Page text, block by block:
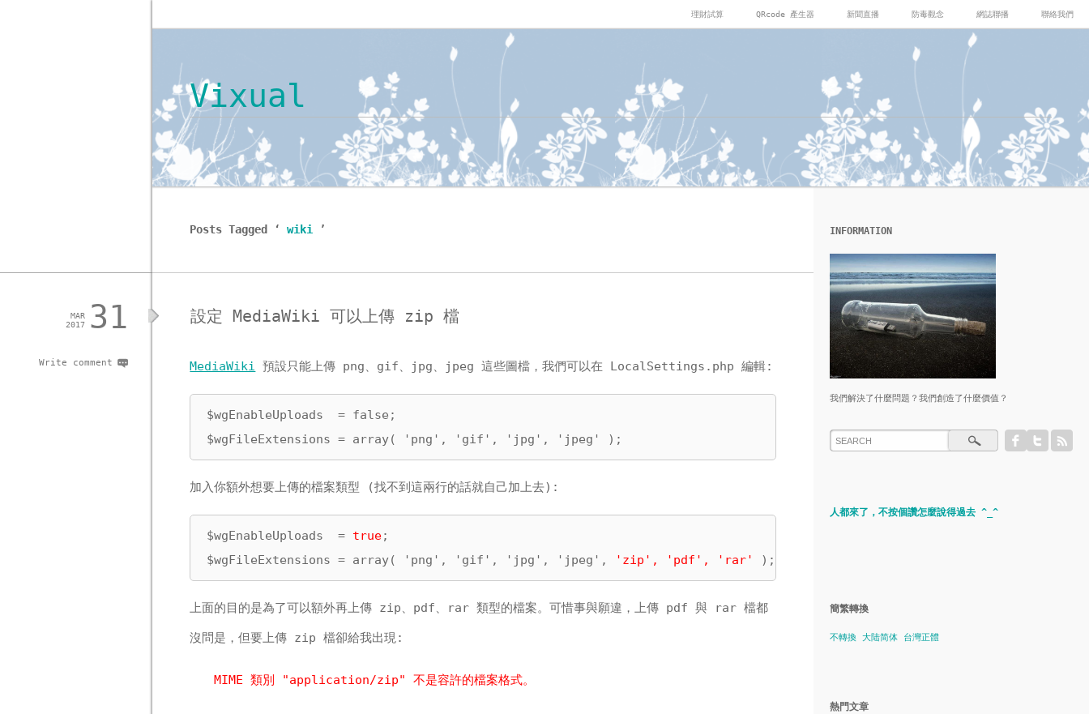
理財試算 QRcode 產生器 新聞直播 防毒觀念 網誌聯播 聯絡我們
Vixual
Posts Tagged ‘ wiki ’
設定 MediaWiki 可以上傳 zip 檔
MediaWiki 預設只能上傳 png、gif、jpg、jpeg 這些圖檔，我們可以在 LocalSettings.php 編輯:
$wgEnableUploads  = false;
$wgFileExtensions = array( 'png', 'gif', 'jpg', 'jpeg' );
加入你額外想要上傳的檔案類型 (找不到這兩行的話就自己加上去):
$wgEnableUploads  = true;
$wgFileExtensions = array( 'png', 'gif', 'jpg', 'jpeg',
'zip', 'pdf', 'rar' );
上面的目的是為了可以額外再上傳 zip、pdf、rar 類型的檔案。可惜事與願違，上傳 pdf 與 rar 檔都
沒問是，但要上傳 zip 檔卻給我出現:
MIME 類別 "application/zip" 不是容許的檔案格式。
31
MAR
2017
Write comment
INFORMATION
我們解決了什麼問題？我們創造了什麼價值？
人都來了，不按個讚怎麼說得過去 ^_^
簡繁轉換
不轉換 大陆简体 台灣正體
熱門文章